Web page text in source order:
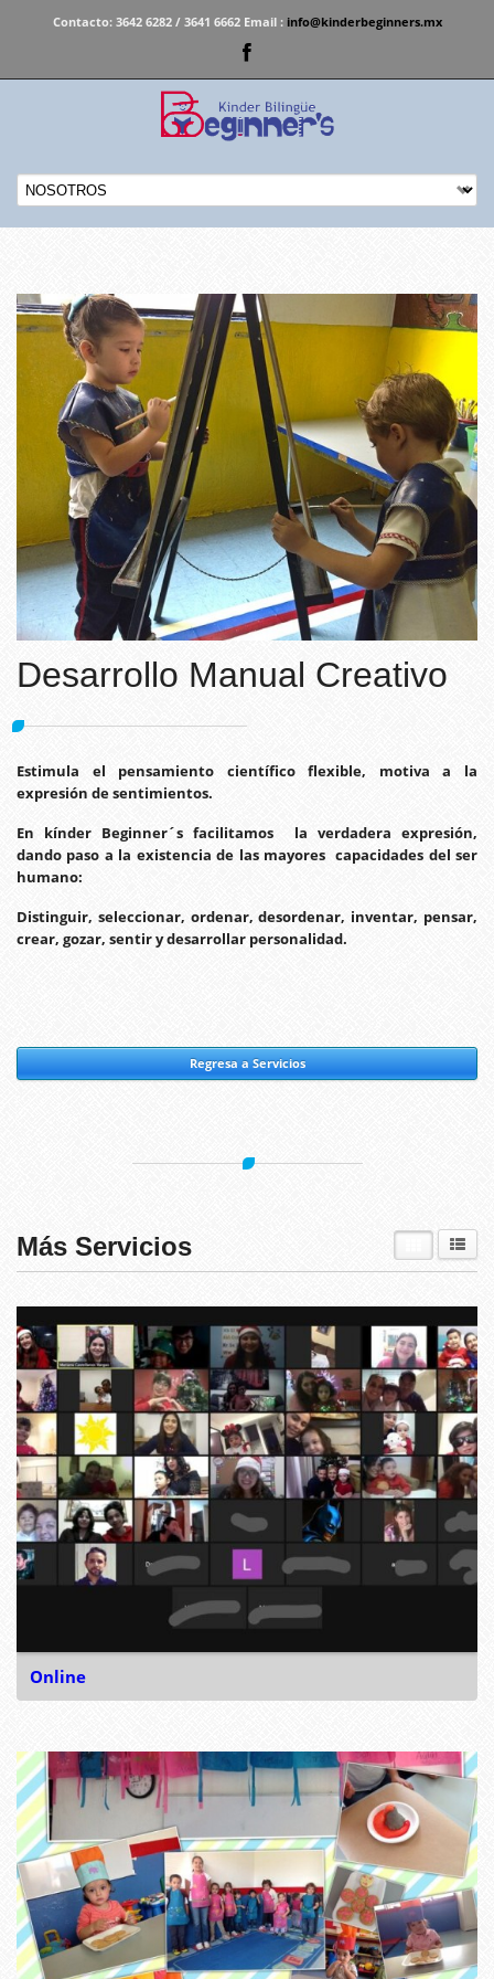
Contacto:3642 6282 / 3641 6662 Email : info@kinderbeginners.mx
Desarrollo Manual Creativo
Estimula el pensamiento científico flexible, motiva a la
expresión de sentimientos.
En kínder Beginner´s facilitamos la verdadera expresión,
dando paso a la existencia de las mayores capacidades del ser
humano:
Distinguir, seleccionar, ordenar, desordenar, inventar, pensar,
crear, gozar, sentir y desarrollar personalidad.
Regresa a Servicios
Más Servicios
Online